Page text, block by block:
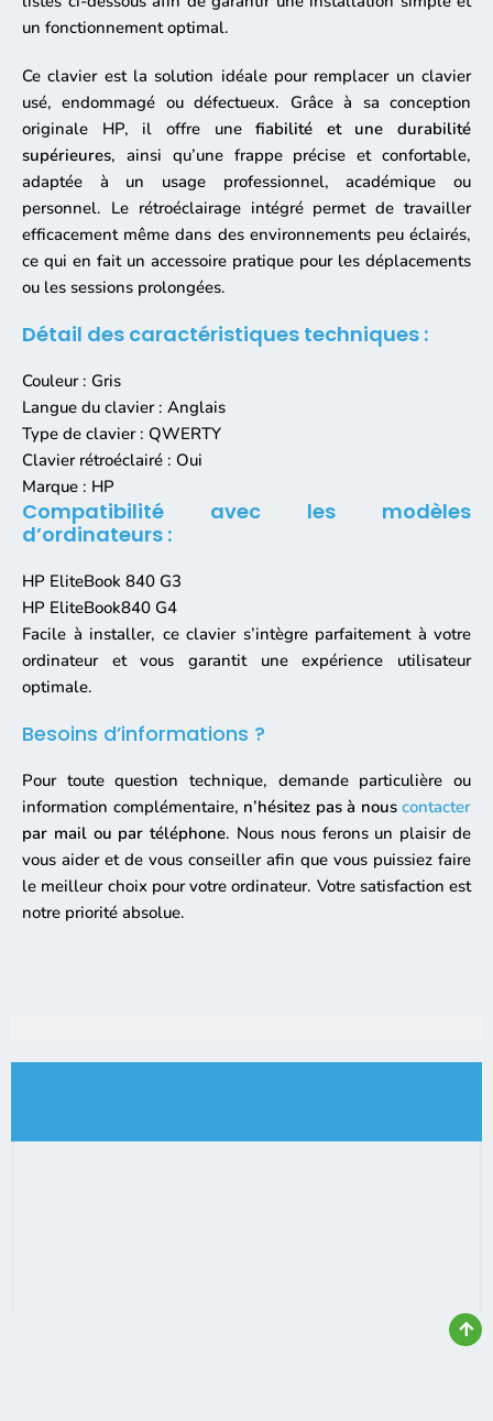
un fonctionnement optimal.
Ce clavier est la solution idéale pour remplacer un clavier
usé, endommagé ou défectueux. Grâce à sa conception
originale HP, il offre unefiabilité et une durabilité
supérieures, ainsi qu’une frappe précise et confortable,
adaptée à un usage professionnel, académique ou
personnel. Le rétroéclairage intégré permet de travailler
efficacement même dans des environnements peu éclairés,
ce qui en fait un accessoire pratique pour les déplacements
ou les sessions prolongées.
Détail des caractéristiques techniques :
Couleur : Gris
Langue du clavier : Anglais
Type de clavier : QWERTY
Clavier rétroéclairé : Oui
Marque : HP
Compatibilité avec les modèles
d’ordinateurs :
HP EliteBook 840 G3
HP EliteBook840 G4
Facile à installer, ce clavier s’intègre parfaitement à votre
ordinateur et vous garantit une expérience utilisateur
optimale.
Besoins d’informations ?
Pour toute question technique, demande particulière ou
information complémentaire, n’hésitez pas à nous contacter
par mail ou par téléphone. Nous nous ferons un plaisir de
vous aider et de vous conseiller afin que vous puissiez faire
le meilleur choix pour votre ordinateur. Votre satisfaction est
notre priorité absolue.